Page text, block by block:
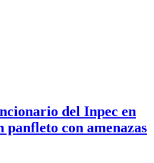
del Inpec en
panfleto con amenazas